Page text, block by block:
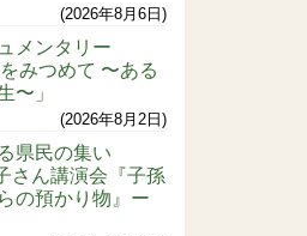
2026年8月6日
メンタリー
みつめて 〜ある
〜」
2026年8月2日
県民の集い
さん講演会『子孫
の預かり物』ー